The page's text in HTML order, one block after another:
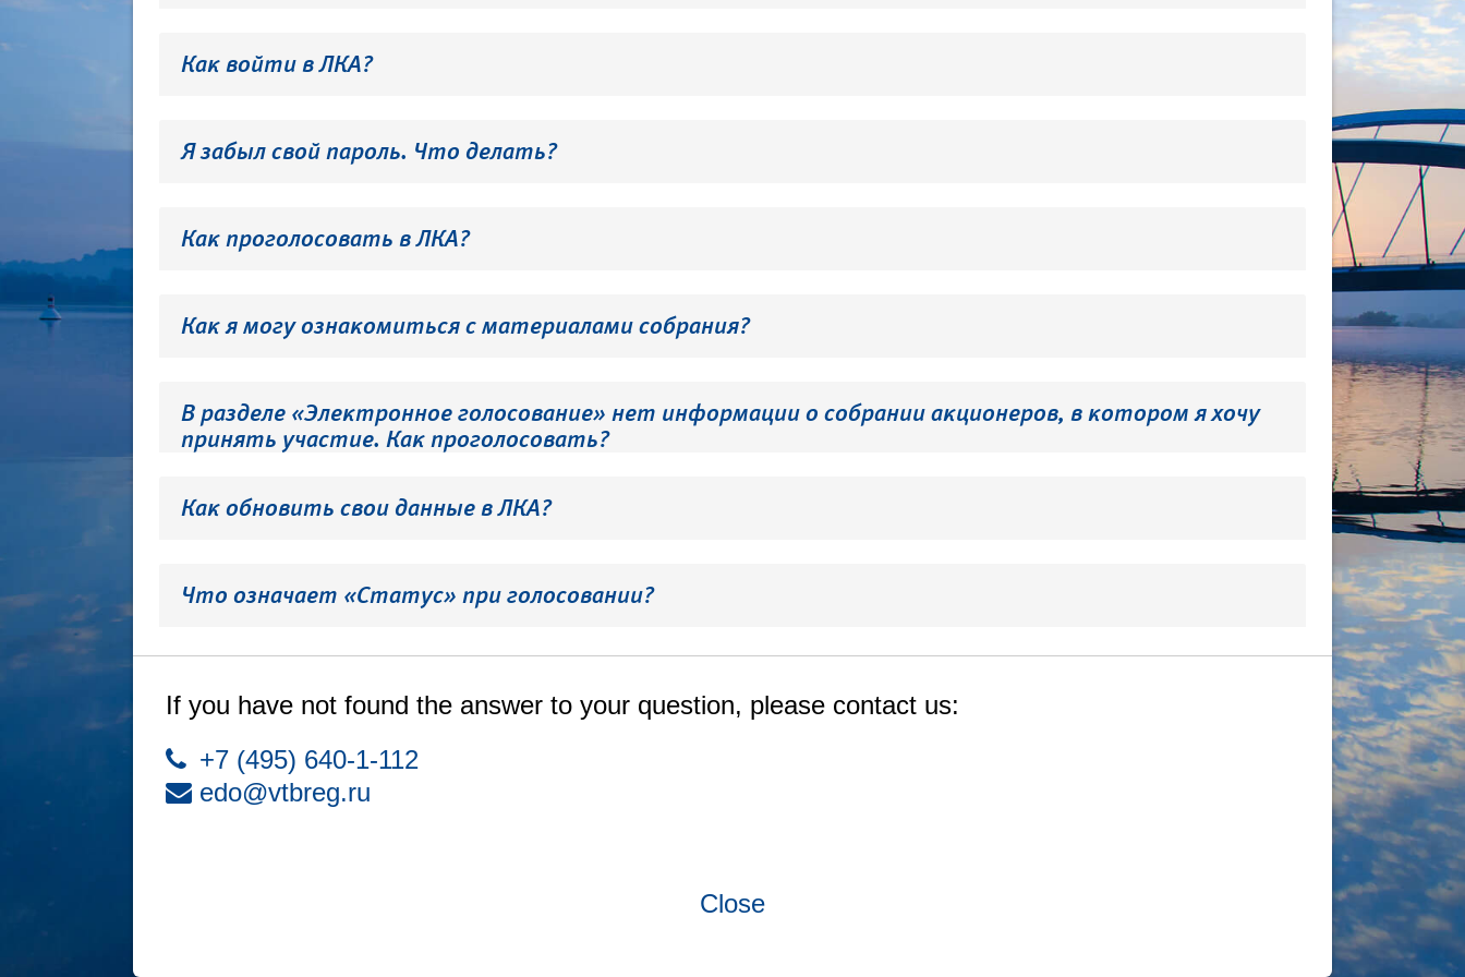
Как войти в ЛКА?
Я забыл свой пароль. Что делать?
Как проголосовать в ЛКА?
Как я могу ознакомиться с материалами собрания?
В разделе «Электронное голосование» нет информации о собрании акционеров, в котором я хочу
принять участие. Как проголосовать?
Как обновить свои данные в ЛКА?
Что означает «Статус» при голосовании?
If you have not found the answer to your question, please contact us:
+7 (495) 640-1-112
edo@vtbreg.ru
Close